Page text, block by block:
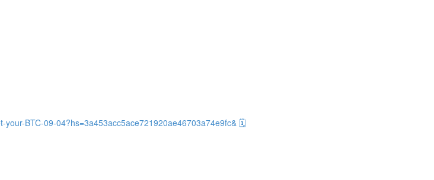
BTC-09-04?hs=3a453acc5ace721920ae46703a74e9fc& 🗓